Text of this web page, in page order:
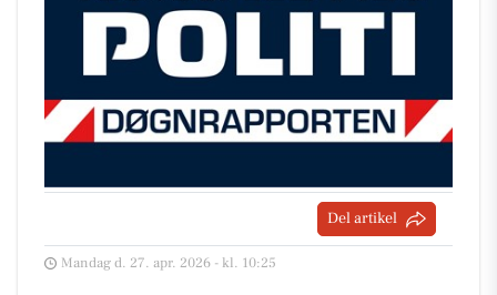
Del artikel
Mandag d. 27. apr. 2026 - kl. 10:25